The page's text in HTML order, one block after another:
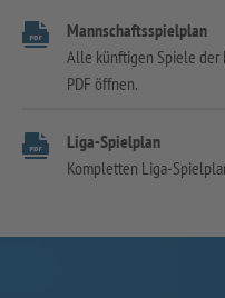
Mannschaftsspielplan
Alle künftigen Spiele der
PDF öffnen.
Liga-Spielplan
Kompletten Liga-